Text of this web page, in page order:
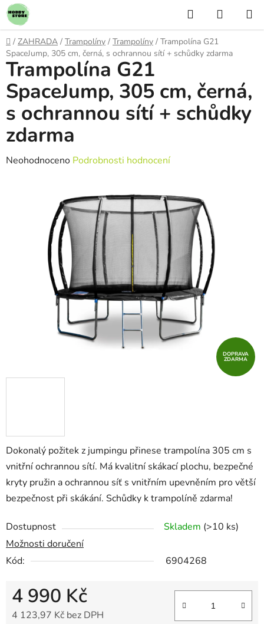
Přejít
na
obsah
Hledat
KOŠÍK
Domů
/ ZAHRADA / Trampolíny / Trampolíny / Trampolína G21
SpaceJump, 305 cm, černá, s ochrannou sítí + schůdky zdarma
Dokonalý požitek z jumpingu přinese trampolína 305 cm s
vnitřní ochrannou sítí. Má kvalitní skákací plochu, bezpečné
kryty pružin a ochrannou síť s vnitřním upevněním pro větší
bezpečnost při skákání. Schůdky k trampolíně zdarma!
Dostupnost Skladem (>10 ks)
Možnosti doručení
Kód:
6904268
4 990 Kč
4 123,97 Kč bez DPH
Trampolína G21
SpaceJump, 305 cm, černá,
s ochrannou sítí + schůdky
zdarma
Průměrné
hvězdiček.
Neohodnoceno Podrobnosti hodnocení
DOPRAVA
ZDARMA